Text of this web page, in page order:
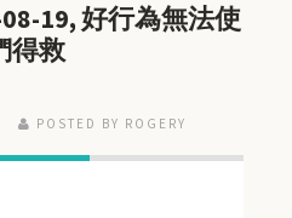
19, 好行為無法使
得救
POSTED BY ROGERY